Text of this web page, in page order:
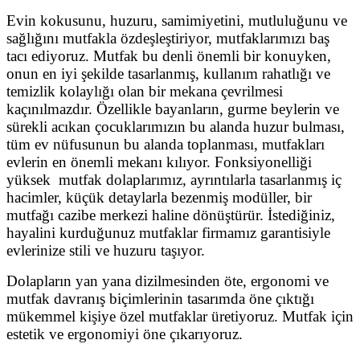
Evin kokusunu, huzuru, samimiyetini, mutluluğunu ve
sağlığını mutfakla özdeşleştiriyor, mutfaklarımızı baş
tacı ediyoruz. Mutfak bu denli önemli bir konuyken,
onun en iyi şekilde tasarlanmış, kullanım rahatlığı ve
temizlik kolaylığı olan bir mekana çevrilmesi
kaçınılmazdır. Özellikle bayanların, gurme beylerin ve
sürekli acıkan çocuklarımızın bu alanda huzur bulması,
tüm ev nüfusunun bu alanda toplanması, mutfakları
evlerin en önemli mekanı kılıyor. Fonksiyonelliği
yüksek mutfak dolaplarımız, ayrıntılarla tasarlanmış iç
hacimler, küçük detaylarla bezenmiş modüller, bir
mutfağı cazibe merkezi haline dönüştürür. İstediğiniz,
hayalini kurduğunuz mutfaklar firmamız garantisiyle
evlerinize stili ve huzuru taşıyor.
Dolapların yan yana dizilmesinden öte, ergonomi ve
mutfak davranış biçimlerinin tasarımda öne çıktığı
mükemmel kişiye özel mutfaklar üretiyoruz. Mutfak için
estetik ve ergonomiyi öne çıkarıyoruz.